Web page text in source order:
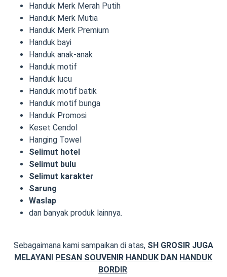
Handuk Merk Merah Putih
Handuk Merk Mutia
Handuk Merk Premium
Handuk bayi
Handuk anak-anak
Handuk motif
Handuk lucu
Handuk motif batik
Handuk motif bunga
Handuk Promosi
Keset Cendol
Hanging Towel
Selimut hotel
Selimut bulu
Selimut karakter
Sarung
Waslap
dan banyak produk lainnya.
Sebagaimana kami sampaikan di atas, SH GROSIR JUGA
MELAYANI PESAN SOUVENIR HANDUK DAN HANDUK
BORDIR.